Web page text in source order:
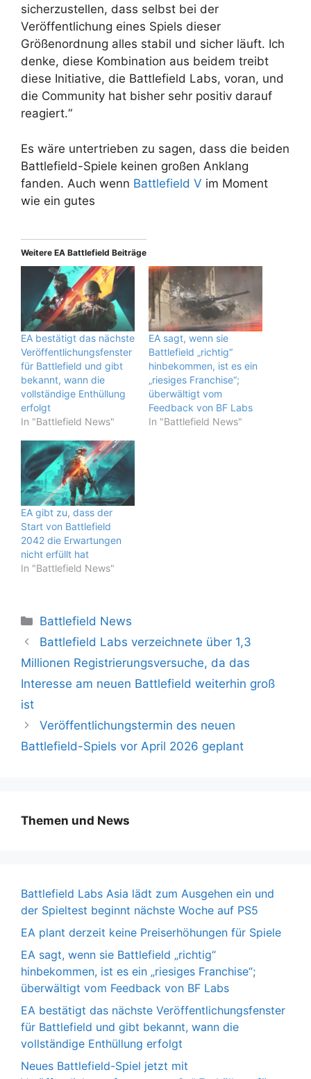
sicherzustellen, dass selbst bei der
Veröffentlichung eines Spiels dieser
Größenordnung alles stabil und sicher läuft. Ich
denke, diese Kombination aus beidem treibt
diese Initiative, die Battlefield Labs, voran, und
die Community hat bisher sehr positiv darauf
reagiert.“
Es wäre untertrieben zu sagen, dass die beiden
Battlefield-Spiele keinen großen Anklang
fanden. Auch wenn Battlefield V im Moment
wie ein gutes
Weitere EA Battlefield Beiträge
EA bestätigt das nächste
Veröffentlichungsfenster
für Battlefield und gibt
bekannt, wann die
vollständige Enthüllung
erfolgt
In "Battlefield News"
EA sagt, wenn sie
Battlefield „richtig“
hinbekommen, ist es ein
„riesiges Franchise“;
überwältigt vom
Feedback von BF Labs
In "Battlefield News"
EA gibt zu, dass der
Start von Battlefield
2042 die Erwartungen
nicht erfüllt hat
In "Battlefield News"
Kategorien
Battlefield News
Battlefield Labs verzeichnete über 1,3
Millionen Registrierungsversuche, da das
Interesse am neuen Battlefield weiterhin groß
ist
Veröffentlichungstermin des neuen
Battlefield-Spiels vor April 2026 geplant
Themen und News
Battlefield Labs Asia lädt zum Ausgehen ein und
der Spieltest beginnt nächste Woche auf PS5
EA plant derzeit keine Preiserhöhungen für Spiele
EA sagt, wenn sie Battlefield „richtig“
hinbekommen, ist es ein „riesiges Franchise“;
überwältigt vom Feedback von BF Labs
EA bestätigt das nächste Veröffentlichungsfenster
für Battlefield und gibt bekannt, wann die
vollständige Enthüllung erfolgt
Neues Battlefield-Spiel jetzt mit